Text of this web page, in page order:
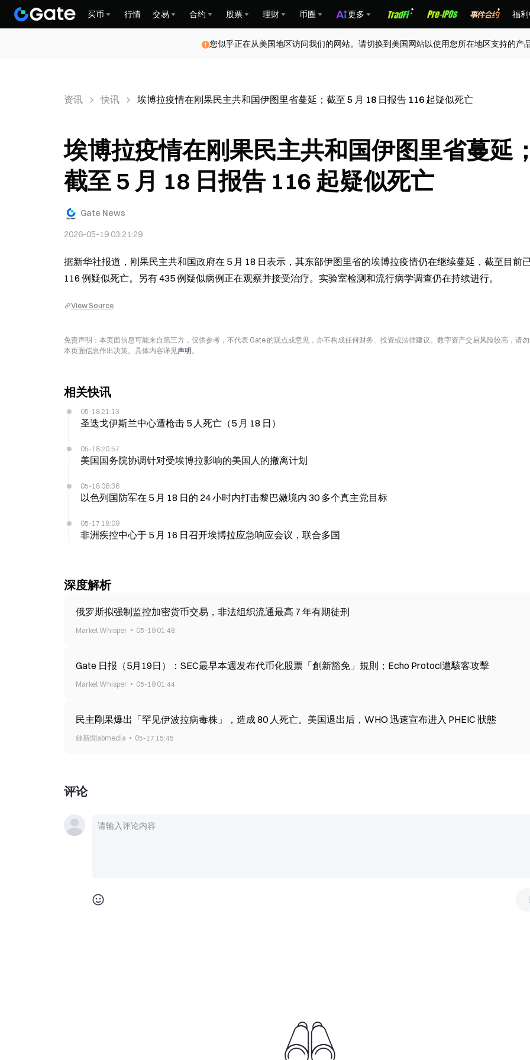
买币 行情 交易 合约 股票 理财 币圈 更多 福
您似乎正在从美国地区访问我们的网站。请切换到美国网站以使用您所在地区支持的产
资讯 快讯 埃博拉疫情在刚果民主共和国伊图里省蔓延；截至 5 月 18 日报告 116 起疑似死亡
埃博拉疫情在刚果民主共和国伊图里省蔓延
截至 5 月 18 日报告 116 起疑似死亡
Gate News
2026-05-19 03:21:29
据新华社报道，刚果民主共和国政府在 5 月 18 日表示，其东部伊图里省的埃博拉疫情仍在继续蔓延，截至目前
116 例疑似死亡。另有 435 例疑似病例正在观察并接受治疗。实验室检测和流行病学调查仍在持续进行。
View Source
免责声明：本页面信息可能来自第三方，仅供参考，不代表 Gate 的观点或意见，亦不构成任何财务、投资或法律建议。数字资产交易风险较高，请
本页面信息作出决策。具体内容详见声明。
相关快讯
05-18 21:13
圣迭戈伊斯兰中心遭枪击 5 人死亡（5 月 18 日）
05-18 20:57
美国国务院协调针对受埃博拉影响的美国人的撤离计划
05-18 06:36
以色列国防军在 5 月 18 日的 24 小时内打击黎巴嫩境内 30 多个真主党目标
05-17 18:09
非洲疾控中心于 5 月 16 日召开埃博拉应急响应会议，联合多国
深度解析
俄罗斯拟强制监控加密货币交易，非法组织流通最高 7 年有期徒刑
Market Whisper 05-19 01:48
Gate 日报（5月19日）：SEC最早本週发布代币化股票「創新豁免」規則；Echo Protocl遭駭客攻擊
Market Whisper 05-19 01:44
民主剛果爆出「罕见伊波拉病毒株」，造成 80 人死亡。美国退出后，WHO 迅速宣布进入 PHEIC 狀態
鏈新聞abmedia 05-17 15:45
评论